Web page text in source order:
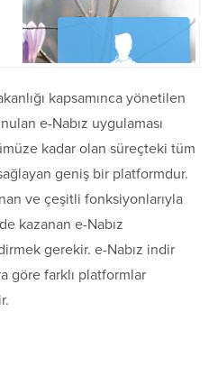
kapsamınca yönetilen
e-Nabız uygulaması
kadar olan süreçteki tüm
geniş bir platformdur.
ve çeşitli fonksiyonlarıyla
kazanan e-Nabız
gerekir. e-Nabız indir
göre farklı platformlar